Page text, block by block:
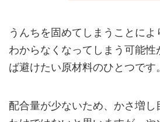
うんちを固めてしまうことに
わからなくなってしまう可能
ば避けたい原材料のひとつです。
配合量が少ないため、かさ増し